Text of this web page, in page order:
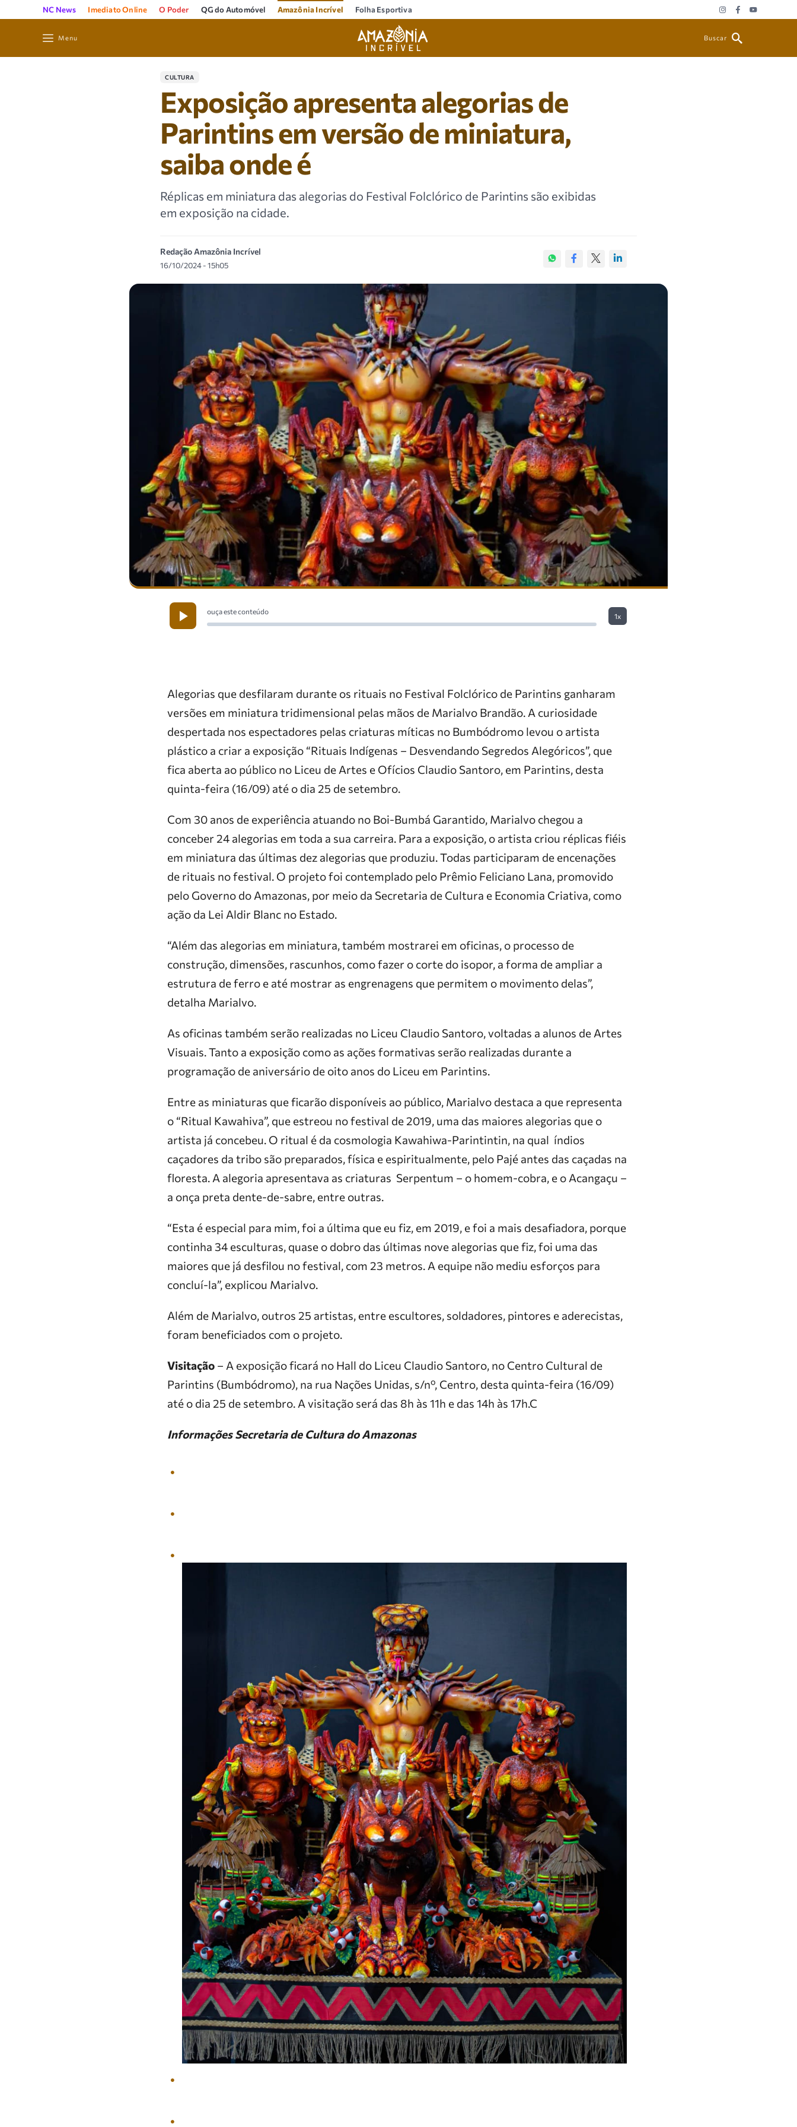
NC News Imediato Online O Poder QG do Automóvel Amazônia Incrível Folha Esportiva
Menu Buscar
CULTURA
Exposição apresenta alegorias de
Parintins em versão de miniatura,
saiba onde é
Réplicas em miniatura das alegorias do Festival Folclórico de Parintins são exibidas
em exposição na cidade.
Redação Amazônia Incrível
16/10/2024 - 15h05
ouça este conteúdo
1x
Alegorias que desfilaram durante os rituais no Festival Folclórico de Parintins ganharam
versões em miniatura tridimensional pelas mãos de Marialvo Brandão. A curiosidade
despertada nos espectadores pelas criaturas míticas no Bumbódromo levou o artista
plástico a criar a exposição “Rituais Indígenas – Desvendando Segredos Alegóricos”, que
fica aberta ao público no Liceu de Artes e Ofícios Claudio Santoro, em Parintins, desta
quinta-feira (16/09) até o dia 25 de setembro.
Com 30 anos de experiência atuando no Boi-Bumbá Garantido, Marialvo chegou a
conceber 24 alegorias em toda a sua carreira. Para a exposição, o artista criou réplicas fiéis
em miniatura das últimas dez alegorias que produziu. Todas participaram de encenações
de rituais no festival. O projeto foi contemplado pelo Prêmio Feliciano Lana, promovido
pelo Governo do Amazonas, por meio da Secretaria de Cultura e Economia Criativa, como
ação da Lei Aldir Blanc no Estado.
“Além das alegorias em miniatura, também mostrarei em oficinas, o processo de
construção, dimensões, rascunhos, como fazer o corte do isopor, a forma de ampliar a
estrutura de ferro e até mostrar as engrenagens que permitem o movimento delas”,
detalha Marialvo.
As oficinas também serão realizadas no Liceu Claudio Santoro, voltadas a alunos de Artes
Visuais. Tanto a exposição como as ações formativas serão realizadas durante a
programação de aniversário de oito anos do Liceu em Parintins.
Entre as miniaturas que ficarão disponíveis ao público, Marialvo destaca a que representa
o “Ritual Kawahiva”, que estreou no festival de 2019, uma das maiores alegorias que o
artista já concebeu. O ritual é da cosmologia Kawahiwa-Parintintin, na qual índios
caçadores da tribo são preparados, física e espiritualmente, pelo Pajé antes das caçadas na
floresta. A alegoria apresentava as criaturas Serpentum – o homem-cobra, e o Acangaçu –
a onça preta dente-de-sabre, entre outras.
“Esta é especial para mim, foi a última que eu fiz, em 2019, e foi a mais desafiadora, porque
continha 34 esculturas, quase o dobro das últimas nove alegorias que fiz, foi uma das
maiores que já desfilou no festival, com 23 metros. A equipe não mediu esforços para
concluí-la”, explicou Marialvo.
Além de Marialvo, outros 25 artistas, entre escultores, soldadores, pintores e aderecistas,
foram beneficiados com o projeto.
Visitação – A exposição ficará no Hall do Liceu Claudio Santoro, no Centro Cultural de
Parintins (Bumbódromo), na rua Nações Unidas, s/nº, Centro, desta quinta-feira (16/09)
até o dia 25 de setembro. A visitação será das 8h às 11h e das 14h às 17h.C
Informações Secretaria de Cultura do Amazonas